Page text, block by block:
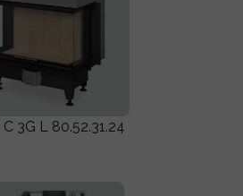
C 3G L 80.52.31.24